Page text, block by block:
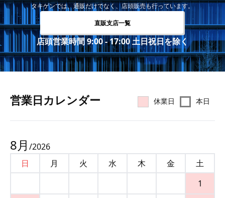
タキゲンでは、通販だけでなく、店頭販売も行っています。
直販支店一覧
店頭営業時間 9:00 - 17:00 土日祝日を除く
営業⽇カレンダー 休業日 本日
8月 /2026
日
月 火 水 木 金
土
1